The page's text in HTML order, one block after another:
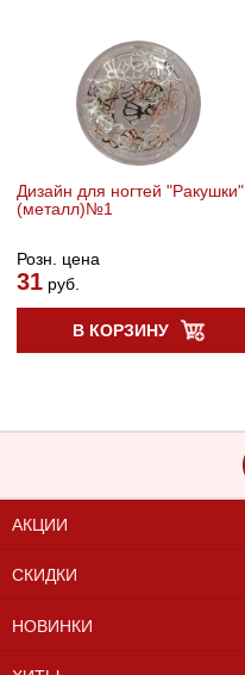
Дизайн для ногтей "Ракушки"
(металл)№1
Розн. цена
31руб.
В КОРЗИНУ
АКЦИИ
СКИДКИ
НОВИНКИ